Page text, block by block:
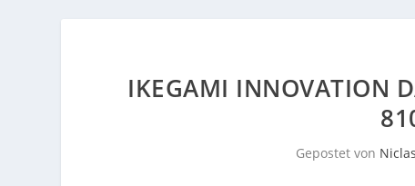
IKEGAMI INNOVATION
Gepostet von